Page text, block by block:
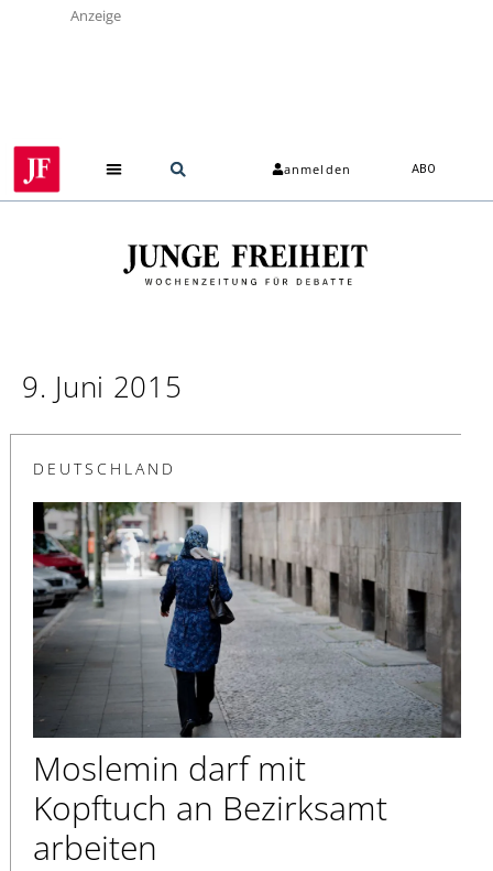
Anzeige
anmelden ABO
9. Juni 2015
DEUTSCHLAND
Moslemin darf mit
Kopftuch an Bezirksamt
arbeiten